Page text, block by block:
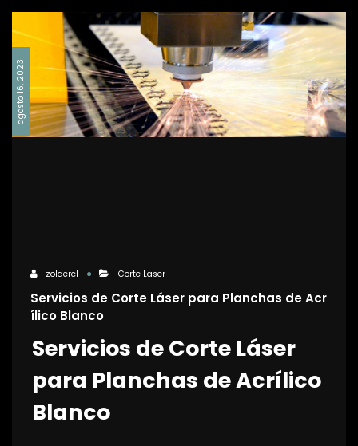
agosto 16, 2023
zoldercl Corte Laser
Servicios de Corte Láser para Planchas de Acr
ílico Blanco
Servicios de Corte Láser
para Planchas de Acrílico
Blanco